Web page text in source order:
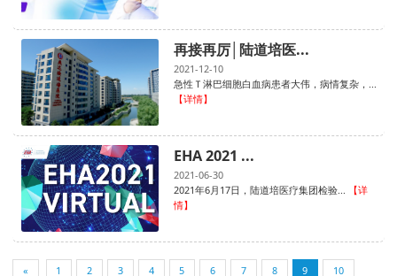
再接再厉│陆道培医...
2021-12-10
急性Ｔ淋巴细胞白血病患者大伟，病情复杂，...
【详情】
EHA 2021 ...
2021-06-30
2021年6月17日，陆道培医疗集团检验...
【详
情】
« 1 2 3 4 5 6 7 8 9 10